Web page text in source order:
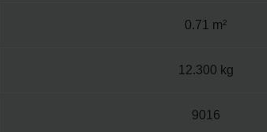
0.71 m²
12.300 kg
9016